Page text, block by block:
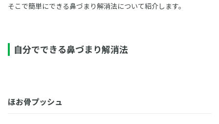
そこで簡単にできる鼻づまり解消法について紹介します。
自分でできる鼻づまり解消法
ほお骨プッシュ